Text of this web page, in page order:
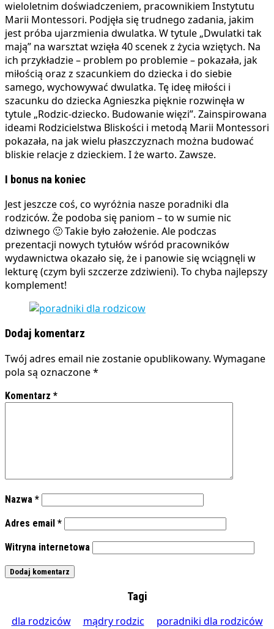
wieloletnim doświadczeniem, pracownikiem Instytutu
Marii Montessori. Podjęła się trudnego zadania, jakim
jest próba ujarzmienia dwulatka. W tytule „Dwulatki tak
mają” na warsztat wzięła 40 scenek z życia wziętych. Na
ich przykładzie – problem po problemie – pokazała, jak
miłością oraz z szacunkiem do dziecka i do siebie
samego, wychowywać dwulatka. Tę ideę miłości i
szacunku do dziecka Agnieszka pięknie rozwinęła w
tytule „Rodzic-dziecko. Budowanie więzi”. Zainspirowana
ideami Rodzicielstwa Bliskości i metodą Marii Montessori
pokazała, na jak wielu płaszczyznach można budować
bliskie relacje z dzieckiem. I że warto. Zawsze.
I bonus na koniec
Jest jeszcze coś, co wyróżnia nasze poradniki dla
rodziców. Że podoba się paniom – to w sumie nic
dziwnego 🙂 Takie było założenie. Ale podczas
prezentacji nowych tytułów wśród pracowników
wydawnictwa okazało się, że i panowie się wciągnęli w
lekturę (czym byli szczerze zdziwieni). To chyba najlepszy
komplement!
Dodaj komentarz
Twój adres email nie zostanie opublikowany. Wymagane
pola są oznaczone*
Komentarz *
Nazwa *
Adres email *
Witryna internetowa
Tagi
dla rodziców
mądry rodzic
poradniki dla rodziców